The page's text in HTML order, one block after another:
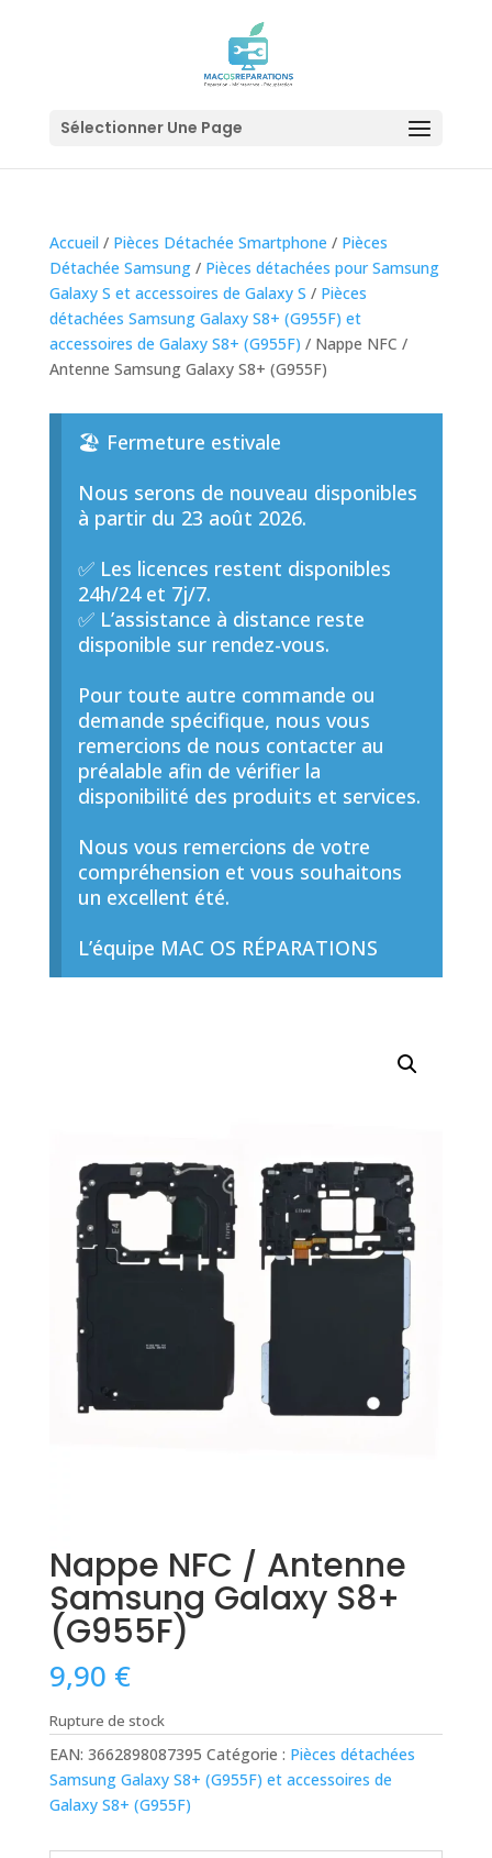
Sélectionner Une Page
Accueil / Pièces Détachée Smartphone / Pièces
Détachée Samsung/ Pièces détachées pour Samsung
Galaxy S et accessoires de Galaxy S / Pièces
détachées Samsung Galaxy S8+ (G955F) et
accessoires de Galaxy S8+ (G955F) / Nappe NFC /
Antenne Samsung Galaxy S8+ (G955F)
🏖️ Fermeture estivale
Nous serons de nouveau disponibles
à partir du 23 août 2026.
✅ Les licences restent disponibles
24h/24 et 7j/7.
✅ L’assistance à distance reste
disponible sur rendez-vous.
Pour toute autre commande ou
demande spécifique, nous vous
remercions de nous contacter au
préalable afin de vérifier la
disponibilité des produits et services.
Nous vous remercions de votre
compréhension et vous souhaitons
un excellent été.
L’équipe MAC OS RÉPARATIONS
Nappe NFC / Antenne
Samsung Galaxy S8+
(G955F)
9,90 €
Rupture de stock
EAN: 3662898087395 Catégorie : Pièces détachées
Samsung Galaxy S8+ (G955F) et accessoires de
Galaxy S8+ (G955F)